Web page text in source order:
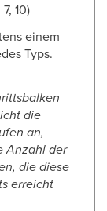
10)
einem
Typs.
die
an,
Anzahl der
die diese
erreicht